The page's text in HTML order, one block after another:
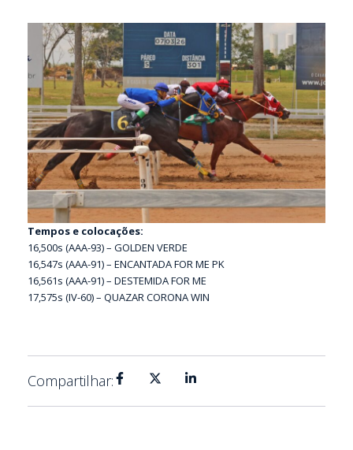
Tempos e colocações:
16,500s (AAA-93) – GOLDEN VERDE
16,547s (AAA-91) – ENCANTADA FOR ME PK
16,561s (AAA-91) – DESTEMIDA FOR ME
17,575s (IV-60) – QUAZAR CORONA WIN
Compartilhar: